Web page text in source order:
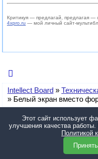
Критикуя — предлагай, предлагая —
4xpro.ru — мой личный сайт-
Intellect Board »
» Белый экран вместо
Тема закрыта,
© 2014—2026, 4X_Pro. •
Этот сайт использует
улучшения качества
Политикой
Принять